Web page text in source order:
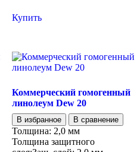
Купить
Коммерческий гомогенный
линолеум Dew 20
В избранное В сравнение
Толщина: 2,0 мм
Толщина защитного